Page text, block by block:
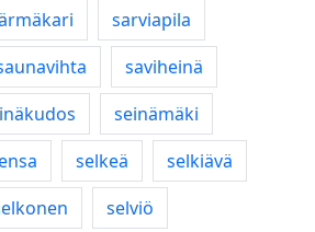
sarviapila
saviheinä
seinämäki
selkeä
selkiävä
selviö